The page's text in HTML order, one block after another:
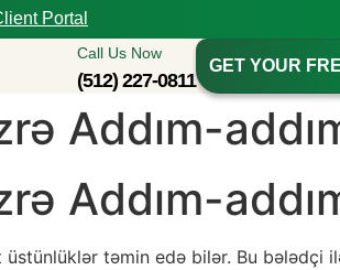
Portal
Call Us Now
(512) 227-0811
GET YOUR
Addım-
Addım-
təmin edə bilər. Bu bələdçi